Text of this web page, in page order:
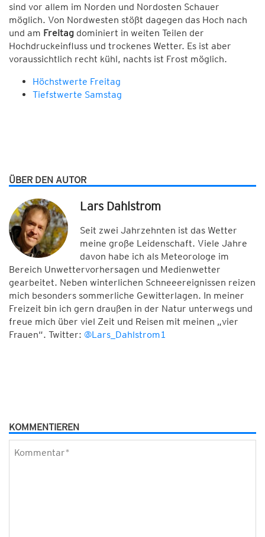
sind vor allem im Norden und Nordosten Schauer
möglich. Von Nordwesten stößt dagegen das Hoch nach
und am Freitag dominiert in weiten Teilen der
Hochdruckeinfluss und trockenes Wetter. Es ist aber
voraussichtlich recht kühl, nachts ist Frost möglich.
Höchstwerte Freitag
Tiefstwerte Samstag
ÜBER DEN AUTOR
Lars Dahlstrom
Seit zwei Jahrzehnten ist das Wetter
meine große Leidenschaft. Viele Jahre
davon habe ich als Meteorologe im
Bereich Unwettervorhersagen und Medienwetter
gearbeitet. Neben winterlichen Schneeereignissen reizen
mich besonders sommerliche Gewitterlagen. In meiner
Freizeit bin ich gern draußen in der Natur unterwegs und
freue mich über viel Zeit und Reisen mit meinen „vier
Frauen“. Twitter: @Lars_Dahlstrom1
KOMMENTIEREN